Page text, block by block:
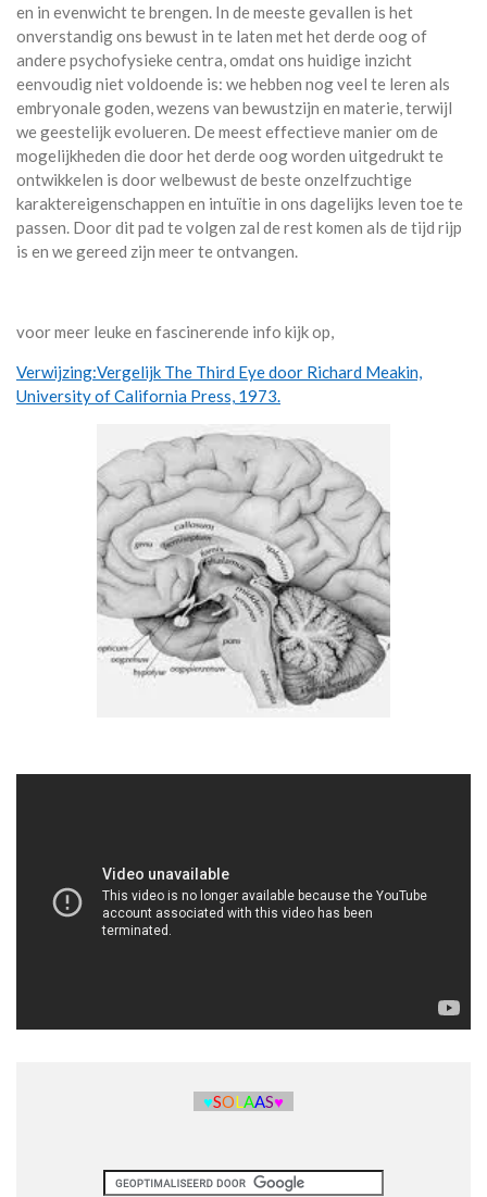
en in evenwicht te brengen. In de meeste gevallen is het
onverstandig ons bewust in te laten met het derde oog of
andere psychofysieke centra, omdat ons huidige inzicht
eenvoudig niet voldoende is: we hebben nog veel te leren als
embryonale goden, wezens van bewustzijn en materie, terwijl
we geestelijk evolueren. De meest effectieve manier om de
mogelijkheden die door het derde oog worden uitgedrukt te
ontwikkelen is door welbewust de beste onzelfzuchtige
karaktereigenschappen en intuïtie in ons dagelijks leven toe te
passen. Door dit pad te volgen zal de rest komen als de tijd rijp
is en we gereed zijn meer te ontvangen.
voor meer leuke en fascinerende info kijk op,
Verwijzing:Vergelijk The Third Eye door Richard Meakin,
University of California Press, 1973.
♥SOLAAS♥